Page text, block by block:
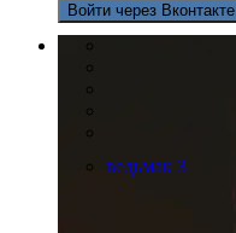
Войти через Вконтакте
ведьмак 3